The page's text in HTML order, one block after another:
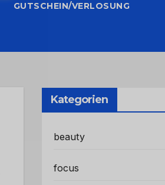
GUTSCHEIN/VERLOSUNG
Kategorien
beauty
focus